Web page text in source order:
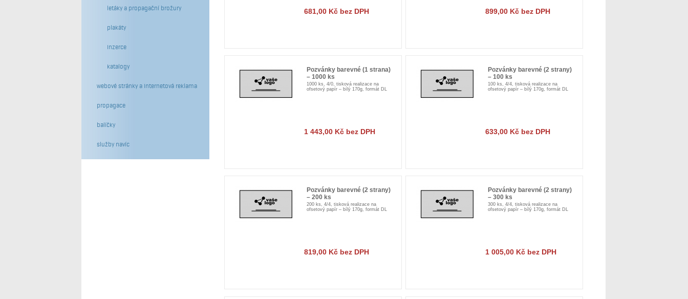
681,00 Kč bez DPH 899,00 Kč bez DPH
Pozvánky barevné (1 strana)
– 1000 ks
1000 ks, 4/0, tisková realizace na
ofsetový papír – bílý 170g, formát DL
1 443,00 Kč bez DPH
Pozvánky barevné (2 strany)
– 100 ks
100 ks, 4/4, tisková realizace na
ofsetový papír – bílý 170g, formát DL
633,00 Kč bez DPH
Pozvánky barevné (2 strany)
– 200 ks
200 ks, 4/4, tisková realizace na
ofsetový papír – bílý 170g, formát DL
819,00 Kč bez DPH
Pozvánky barevné (2 strany)
– 300 ks
300 ks, 4/4, tisková realizace na
ofsetový papír – bílý 170g, formát DL
1 005,00 Kč bez DPH
letáky a propagační brožury
plakáty
inzerce
katalogy
webové stránky a internetová reklama
propagace
balíčky
služby navíc